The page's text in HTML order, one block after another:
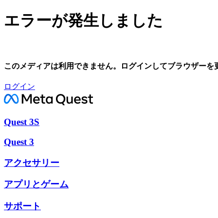
エラーが発生しました
このメディアは利用できません。ログインしてブラウザーを
ログイン
Quest 3S
Quest 3
アクセサリー
アプリとゲーム
サポート